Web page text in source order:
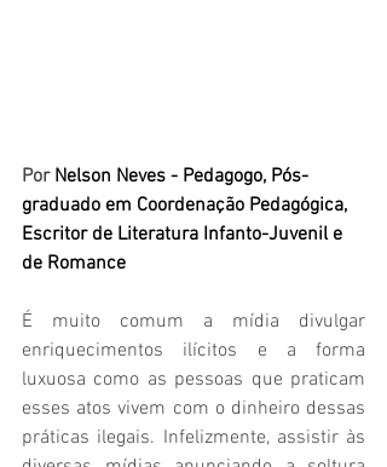
Por Nelson Neves - Pedagogo, Pós-
graduado em Coordenação Pedagógica,
Escritor de Literatura Infanto-Juvenil e
de Romance
É muito comum a mídia divulgar
enriquecimentos ilícitos e a forma
luxuosa como as pessoas que praticam
esses atos vivem com o dinheiro dessas
práticas ilegais. Infelizmente, assistir às